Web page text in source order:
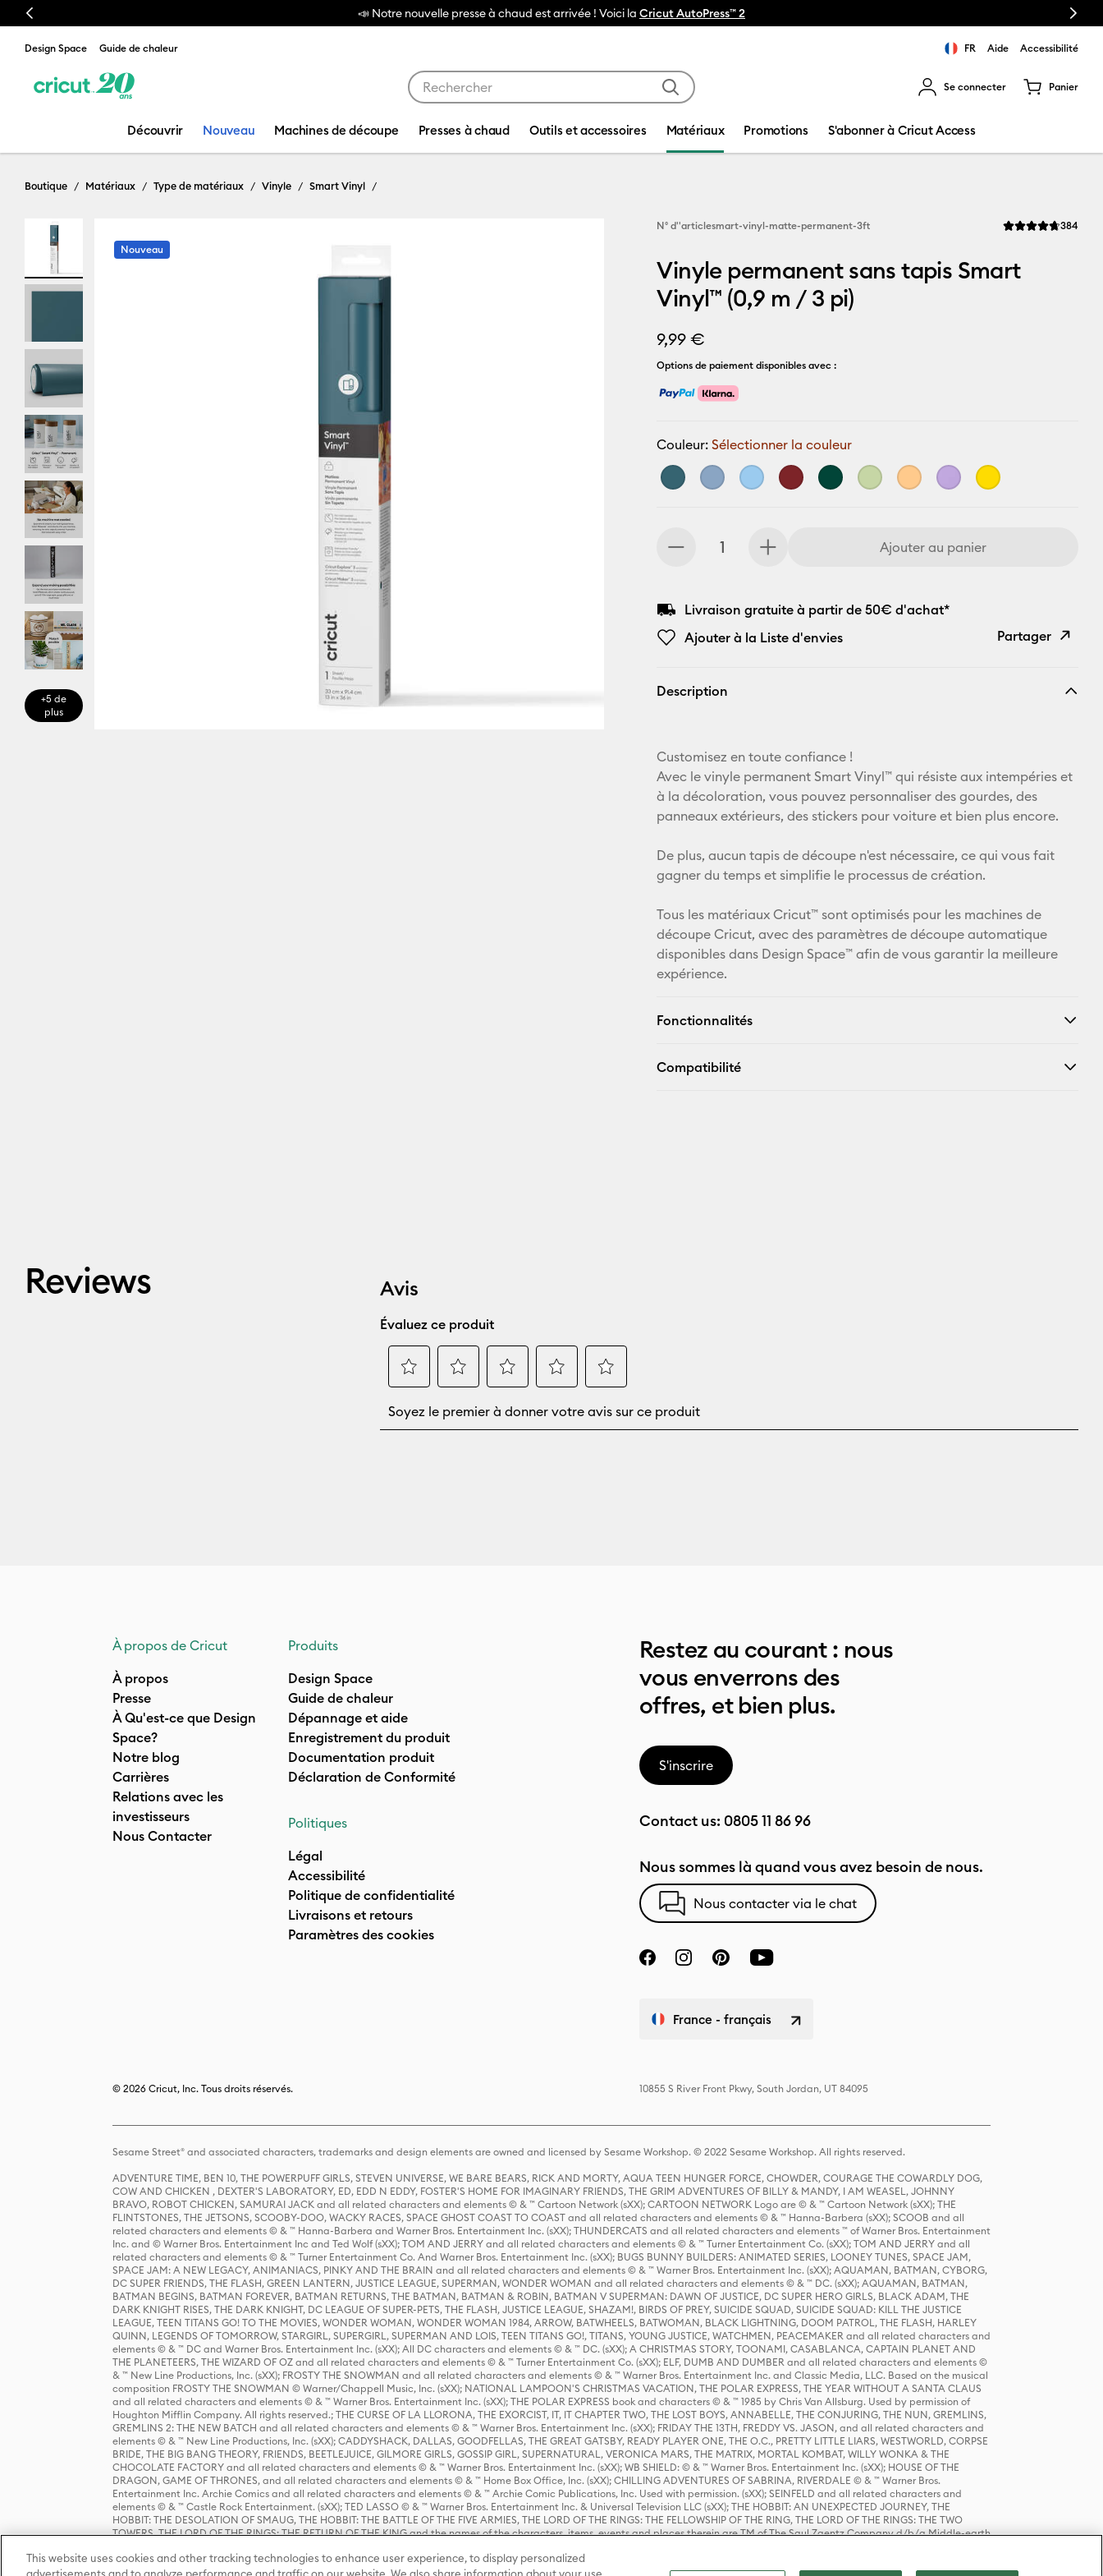
Previous 📣 Notre nouvelle presse à chaud est arrivée ! Voici la Cricut AutoPress™ 2 Next
Design Space Guide de chaleur FR Aide Accessibilité
Se connecter Panier
Découvrir Nouveau Machines de découpe Presses à chaud Outils et accessoires Matériaux Promotions S'abonner à Cricut Access
Boutique Matériaux Type de matériaux Vinyle Smart Vinyl
+5 de
plus
Nouveau
N° d''articlesmart-vinyl-matte-permanent-3ft La note moyenne
384
Vinyle permanent sans tapis Smart
Vinyl™ (0,9 m / 3 pi)
9,99 €
Options de paiement disponibles avec :
Couleur:Sélectionner la couleur
Ajouter au panier
Livraison gratuite à partir de 50€ d'achat*
Ajouter à la Liste d'envies
Partager
Pinterest
Facebook
X
Description
Customisez en toute confiance !
Avec le vinyle permanent Smart Vinyl™ qui résiste aux intempéries et
à la décoloration, vous pouvez personnaliser des gourdes, des
panneaux extérieurs, des stickers pour voiture et bien plus encore.
De plus, aucun tapis de découpe n'est nécessaire, ce qui vous fait
gagner du temps et simplifie le processus de création.
Tous les matériaux Cricut™ sont optimisés pour les machines de
découpe Cricut, avec des paramètres de découpe automatique
disponibles dans Design Space™ afin de vous garantir la meilleure
expérience.
Fonctionnalités
Compatibilité
Reviews
À propos de Cricut
À propos
Presse
À Qu'est-ce que Design
Space?
Notre blog
Carrières
Relations avec les
investisseurs
Nous Contacter
Produits
Design Space
Guide de chaleur
Dépannage et aide
Enregistrement du produit
Documentation produit
Déclaration de Conformité
Politiques
Légal
Accessibilité
Politique de confidentialité
Livraisons et retours
Paramètres des cookies
Restez au courant : nous
vous enverrons des
offres, et bien plus.
S'inscrire
Contact us: 0805 11 86 96
Nous sommes là quand vous avez besoin de nous.
Nous contacter via le chat
France - français
© 2026 Cricut, Inc. Tous droits réservés. 10855 S River Front Pkwy, South Jordan, UT 84095
Sesame Street® and associated characters, trademarks and design elements are owned and licensed by Sesame Workshop. © 2022 Sesame Workshop. All rights reserved.
ADVENTURE TIME, BEN 10, THE POWERPUFF GIRLS, STEVEN UNIVERSE, WE BARE BEARS, RICK AND MORTY, AQUA TEEN HUNGER FORCE, CHOWDER, COURAGE THE COWARDLY DOG,
COW AND CHICKEN , DEXTER'S LABORATORY, ED, EDD N EDDY, FOSTER'S HOME FOR IMAGINARY FRIENDS, THE GRIM ADVENTURES OF BILLY & MANDY, I AM WEASEL, JOHNNY
BRAVO, ROBOT CHICKEN, SAMURAI JACK and all related characters and elements © & ™ Cartoon Network (sXX); CARTOON NETWORK Logo are © & ™ Cartoon Network (sXX); THE
FLINTSTONES, THE JETSONS, SCOOBY-DOO, WACKY RACES, SPACE GHOST COAST TO COAST and all related characters and elements © & ™ Hanna-Barbera (sXX); SCOOB and all
related characters and elements © & ™ Hanna-Barbera and Warner Bros. Entertainment Inc. (sXX); THUNDERCATS and all related characters and elements ™ of Warner Bros. Entertainment
Inc. and © Warner Bros. Entertainment Inc and Ted Wolf (sXX); TOM AND JERRY and all related characters and elements © & ™ Turner Entertainment Co. (sXX); TOM AND JERRY and all
related characters and elements © & ™ Turner Entertainment Co. And Warner Bros. Entertainment Inc. (sXX); BUGS BUNNY BUILDERS: ANIMATED SERIES, LOONEY TUNES, SPACE JAM,
SPACE JAM: A NEW LEGACY, ANIMANIACS, PINKY AND THE BRAIN and all related characters and elements © & ™ Warner Bros. Entertainment Inc. (sXX); AQUAMAN, BATMAN, CYBORG,
DC SUPER FRIENDS, THE FLASH, GREEN LANTERN, JUSTICE LEAGUE, SUPERMAN, WONDER WOMAN and all related characters and elements © & ™ DC. (sXX); AQUAMAN, BATMAN,
BATMAN BEGINS, BATMAN FOREVER, BATMAN RETURNS, THE BATMAN, BATMAN & ROBIN, BATMAN V SUPERMAN: DAWN OF JUSTICE, DC SUPER HERO GIRLS, BLACK ADAM, THE
DARK KNIGHT RISES, THE DARK KNIGHT, DC LEAGUE OF SUPER-PETS, THE FLASH, JUSTICE LEAGUE, SHAZAM!, BIRDS OF PREY, SUICIDE SQUAD, SUICIDE SQUAD: KILL THE JUSTICE
LEAGUE, TEEN TITANS GO! TO THE MOVIES, WONDER WOMAN, WONDER WOMAN 1984, ARROW, BATWHEELS, BATWOMAN, BLACK LIGHTNING, DOOM PATROL, THE FLASH, HARLEY
QUINN, LEGENDS OF TOMORROW, STARGIRL, SUPERGIRL, SUPERMAN AND LOIS, TEEN TITANS GO!, TITANS, YOUNG JUSTICE, WATCHMEN, PEACEMAKER and all related characters and
elements © & ™ DC and Warner Bros. Entertainment Inc. (sXX); All DC characters and elements © & ™ DC. (sXX); A CHRISTMAS STORY, TOONAMI, CASABLANCA, CAPTAIN PLANET AND
THE PLANETEERS, THE WIZARD OF OZ and all related characters and elements © & ™ Turner Entertainment Co. (sXX); ELF, DUMB AND DUMBER and all related characters and elements ©
& ™ New Line Productions, Inc. (sXX); FROSTY THE SNOWMAN and all related characters and elements © & ™ Warner Bros. Entertainment Inc. and Classic Media, LLC. Based on the musical
composition FROSTY THE SNOWMAN © Warner/Chappell Music, Inc. (sXX); NATIONAL LAMPOON'S CHRISTMAS VACATION, THE POLAR EXPRESS, THE YEAR WITHOUT A SANTA CLAUS
and all related characters and elements © & ™ Warner Bros. Entertainment Inc. (sXX); THE POLAR EXPRESS book and characters © & ™ 1985 by Chris Van Allsburg. Used by permission of
Houghton Mifflin Company. All rights reserved.; THE CURSE OF LA LLORONA, THE EXORCIST, IT, IT CHAPTER TWO, THE LOST BOYS, ANNABELLE, THE CONJURING, THE NUN, GREMLINS,
GREMLINS 2: THE NEW BATCH and all related characters and elements © & ™ Warner Bros. Entertainment Inc. (sXX); FRIDAY THE 13TH, FREDDY VS. JASON, and all related characters and
elements © & ™ New Line Productions, Inc. (sXX); CADDYSHACK, DALLAS, GOODFELLAS, THE GREAT GATSBY, READY PLAYER ONE, THE O.C., PRETTY LITTLE LIARS, WESTWORLD, CORPSE
BRIDE, THE BIG BANG THEORY, FRIENDS, BEETLEJUICE, GILMORE GIRLS, GOSSIP GIRL, SUPERNATURAL, VERONICA MARS, THE MATRIX, MORTAL KOMBAT, WILLY WONKA & THE
CHOCOLATE FACTORY and all related characters and elements © & ™ Warner Bros. Entertainment Inc. (sXX); WB SHIELD: © & ™ Warner Bros. Entertainment Inc. (sXX); HOUSE OF THE
DRAGON, GAME OF THRONES, and all related characters and elements © & ™ Home Box Office, Inc. (sXX); CHILLING ADVENTURES OF SABRINA, RIVERDALE © & ™ Warner Bros.
Entertainment Inc. Archie Comics and all related characters and elements © & ™ Archie Comic Publications, Inc. Used with permission. (sXX); SEINFELD and all related characters and
elements © & ™ Castle Rock Entertainment. (sXX); TED LASSO © & ™ Warner Bros. Entertainment Inc. & Universal Television LLC (sXX); THE HOBBIT: AN UNEXPECTED JOURNEY, THE
HOBBIT: THE DESOLATION OF SMAUG, THE HOBBIT: THE BATTLE OF THE FIVE ARMIES, THE LORD OF THE RINGS: THE FELLOWSHIP OF THE RING, THE LORD OF THE RINGS: THE TWO
TOWERS, THE LORD OF THE RINGS: THE RETURN OF THE KING and the names of the characters, items, events and places therein are TM of The Saul Zaentz Company d/b/a Middle-earth
Warner Bros. Entertainment Inc. (sXX); WIZARDING WORLD and all related trademarks, characters, names, and indicia are © & ™ Warner Bros. Entertainment Inc. (sXX); © Warner Bros.
Entertainment Inc. All rights reserved.
This website uses cookies and other tracking technologies to enhance user experience, to display personalized